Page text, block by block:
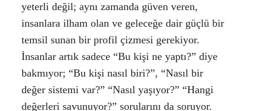
yeterli değil; aynı zamanda güven veren,
insanlara ilham olan ve geleceğe dair güçlü bir
temsil sunan bir profil çizmesi gerekiyor.
İnsanlar artık sadece “Bu kişi ne yaptı?” diye
bakmıyor; “Bu kişi nasıl biri?”, “Nasıl bir
değer sistemi var?” “Nasıl yaşıyor?” “Hangi
değerleri savunuyor?” sorularını da soruyor.